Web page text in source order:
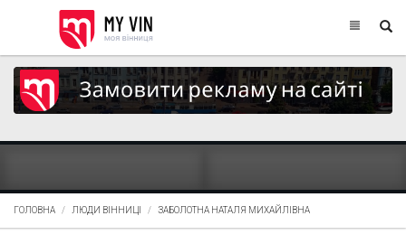
ГОЛОВНА ЛЮДИ ВІННИЦІ ЗАБОЛОТНА НАТАЛЯ МИХАЙЛІВНА